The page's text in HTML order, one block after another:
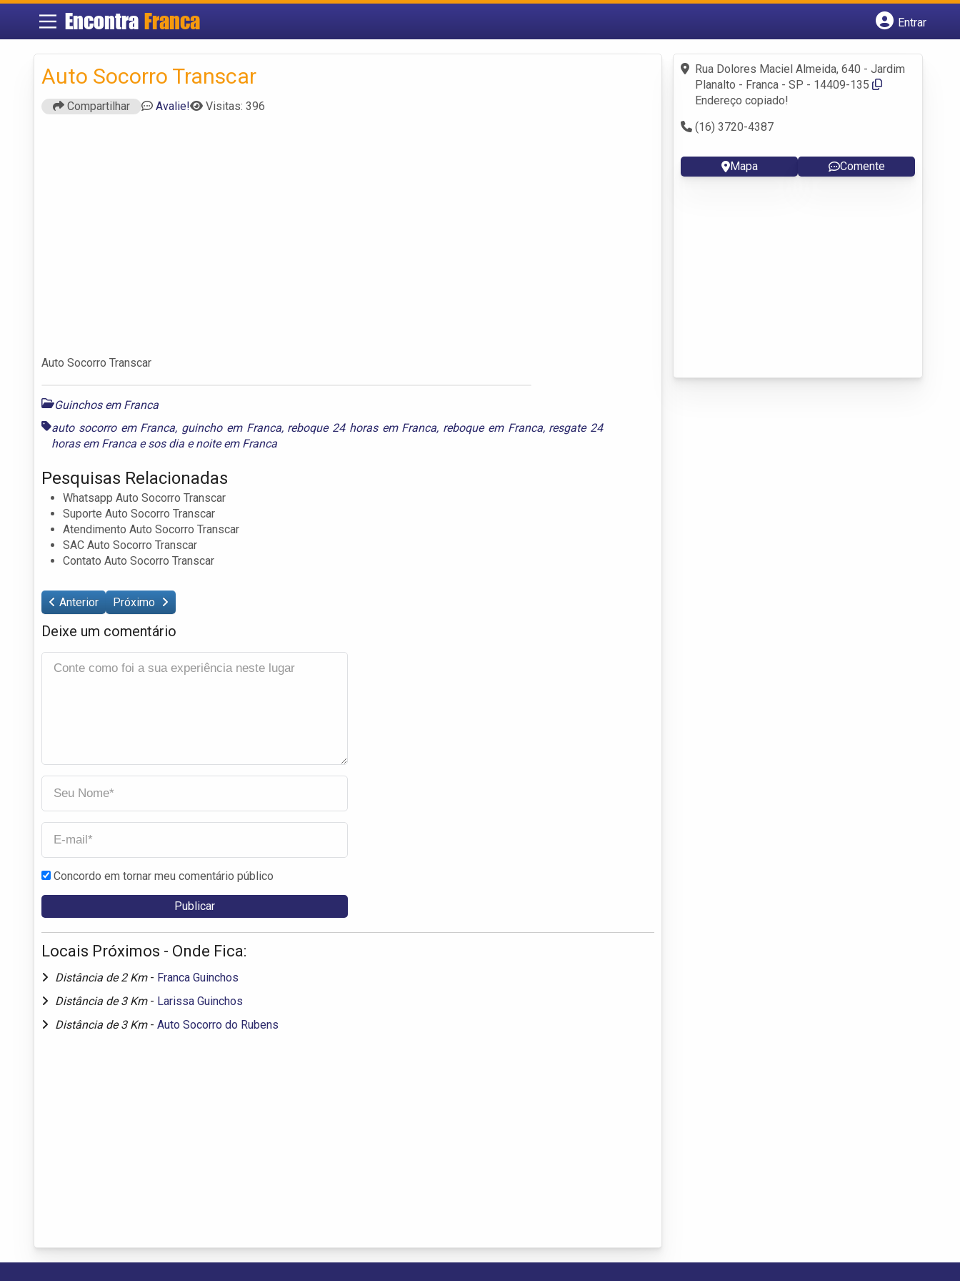
Encontra Franca
Entrar
Fazer login
Criar conta
Auto Socorro Transcar
Compartilhar Avalie! Visitas: 396
Auto Socorro Transcar
Guinchos em Franca
auto socorro em Franca, guincho em Franca, reboque 24 horas em Franca, reboque em Franca, resgate 24
horas em Franca esos dia e noite em Franca
Pesquisas Relacionadas
Whatsapp Auto Socorro Transcar
Suporte Auto Socorro Transcar
Atendimento Auto Socorro Transcar
SAC Auto Socorro Transcar
Contato Auto Socorro Transcar
Anterior Próximo
Deixe um comentário
Concordo em tornar meu comentário público
Locais Próximos - Onde Fica:
Distância de 2 Km - Franca Guinchos
Distância de 3 Km - Larissa Guinchos
Distância de 3 Km - Auto Socorro do Rubens
Rua Dolores Maciel Almeida, 640 - Jardim
Planalto - Franca - SP - 14409-135
Endereço copiado!
(16) 3720-4387
Mapa Comente